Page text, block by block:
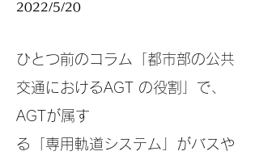
2022/5/20
ひとつ前のコラム「都市部の公共
交通におけるAGT の役割」で、
AGTが属す
る「専用軌道シス テム」がバスや